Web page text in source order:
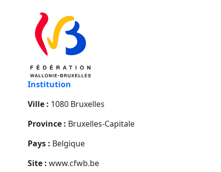
Institution
Ville : 1080 Bruxelles
Province : Bruxelles-Capitale
Pays : Belgique
Site : www.cfwb.be